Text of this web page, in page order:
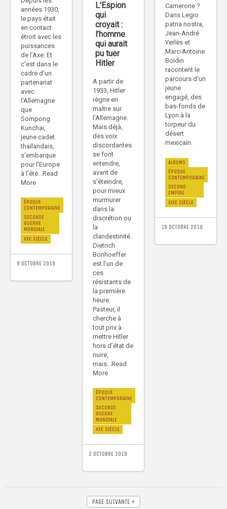
Camerone ?
Dans Legio
patria nostra,
Jean-André
Yerlès et
Marc-Antoine
Boidin
racontent le
parcours d’un
jeune
engagé, des
bas-fonds de
Lyon à la
torpeur du
désert
mexicain.
ALBUMS
ÉPOQUE
CONTEMPORAINE
SECOND
EMPIRE
XIXE SIÈCLE
18 OCTOBRE 2019
années 1930,
le pays était
en contact
étroit avec les
puissances
de l’Axe. Et
c’est dans le
cadre d’un
partenariat
avec
l’Allemagne
que
Sompong
Kunchai,
jeune cadet
thaïlandais,
s’embarque
pour l’Europe
à l’été...Read
More
ÉPOQUE
CONTEMPORAINE
SECONDE
GUERRE
MONDIALE
XXE SIÈCLE
9 OCTOBRE 2019
L’Espion
qui
croyait :
l’homme
qui aurait
pu tuer
Hitler
A partir de
1933, Hitler
règne en
maître sur
l’Allemagne.
Mais déjà,
des voix
discordantes
se font
entendre,
avant de
s’éteindre,
pour mieux
murmurer
dans la
discrétion ou
la
clandestinité.
Dietrich
Bonhoeffer
est l’un de
ces
résistants de
la première
heure.
Pasteur, il
cherche à
tout prix à
mettre Hitler
hors d’état de
nuire,
mais...Read
More
ÉPOQUE
CONTEMPORAINE
SECONDE
GUERRE
MONDIALE
XXE SIÈCLE
2 OCTOBRE 2019
PAGE SUIVANTE »